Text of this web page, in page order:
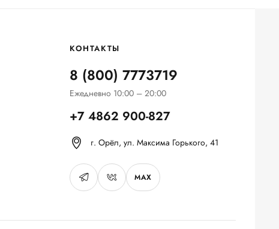
КОНТАКТЫ
8 (800) 7773719
Ежедневно 10:00 – 20:00
+7 4862 900-827
г. Орёл, ул. Максима Горького, 41
MAX